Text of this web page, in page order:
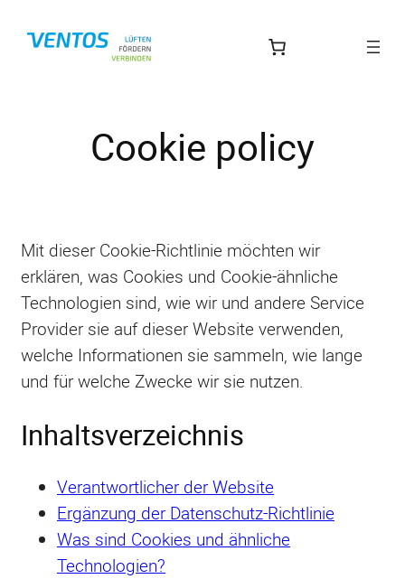
Inhalt
Cookie policy
Mit dieser Cookie-Richtlinie möchten wir
erklären, was Cookies und Cookie-ähnliche
Technologien sind, wie wir und andere Service
Provider sie auf dieser Website verwenden,
welche Informationen sie sammeln, wie lange
und für welche Zwecke wir sie nutzen.
Inhaltsverzeichnis
Verantwortlicher der Website
Ergänzung der Datenschutz-Richtlinie
Was sind Cookies und ähnliche
Technologien?